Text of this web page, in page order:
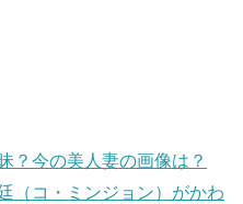
？今の美人妻の画像は？
（コ・ミンジョン）がかわ